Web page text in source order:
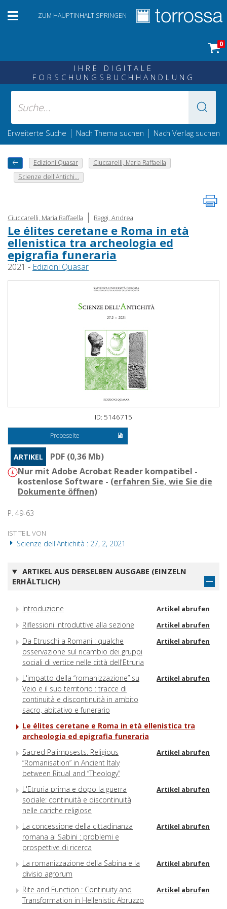
ZUM HAUPTINHALT SPRINGEN
0
IHRE DIGITALE
FORSCHUNGSBUCHHANDLUNG
Erweiterte Suche | Nach Thema suchen | Nach Verlag suchen
Edizioni Quasar
Ciuccarelli, Maria Raffaella
Scienze dell'Antichi...
Ciuccarelli, Maria Raffaella | Raggi, Andrea
Le élites ceretane e Roma in età
ellenistica tra archeologia ed
epigrafia funeraria
2021 - Edizioni Quasar
ID: 5146715
Probeseite
ARTIKEL
PDF (0,36 Mb)
Nur mit Adobe Acrobat Reader kompatibel -
kostenlose Software - (erfahren Sie, wie Sie die
Dokumente öffnen)
P. 49-63
IST TEIL VON
Scienze dell'Antichità : 27, 2, 2021
ARTIKEL AUS DERSELBEN AUSGABE (EINZELN
ERHÄLTLICH)
Introduzione Artikel abrufen
Riflessioni introduttive alla sezione Artikel abrufen
Da Etruschi a Romani : qualche
osservazione sul ricambio dei gruppi
sociali di vertice nelle città dell'Etruria
Artikel abrufen
L'impatto della “romanizzazione” su
Veio e il suo territorio : tracce di
continuità e discontinuità in ambito
sacro, abitativo e funerario
Artikel abrufen
Le élites ceretane e Roma in età ellenistica tra
archeologia ed epigrafia funeraria
Sacred Palimpsests. Religious
“Romanisation” in Ancient Italy
between Ritual and “Theology”
Artikel abrufen
L'Etruria prima e dopo la guerra
sociale: continuità e discontinuità
nelle cariche religiose
Artikel abrufen
La concessione della cittadinanza
romana ai Sabini : problemi e
prospettive di ricerca
Artikel abrufen
La romanizzazione della Sabina e la
divisio agrorum
Artikel abrufen
Rite and Function : Continuity and
Transformation in Hellenistic Abruzzo
Artikel abrufen